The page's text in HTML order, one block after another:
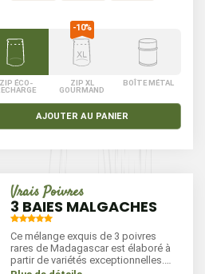
utiliser en fin de cuisson.
ZIP ÉCO-
ZIP XL
GOURMAND
BOÎTE MÉTAL
AJOUTER AU PANIER
Vrais Poivres
3 BAIES MALGACHES
Ce mélange exquis de 3 poivres
rares de Madagascar est élaboré à
partir de variétés exceptionnelles.